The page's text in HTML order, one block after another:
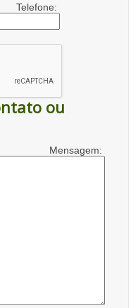
Telefone:
ou
Mensagem: